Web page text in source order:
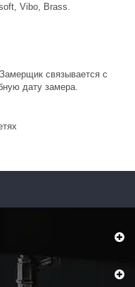
Vibo, Brass.
связывается с
дату замера.